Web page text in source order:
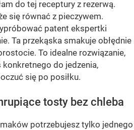
do tej receptury z rezerwą.
się równać z pieczywem.
patent ekspertki
Ta przekąska smakuje obłędnie
To idealne rozwiązanie,
do jedzenia,
się po posiłku.
tosty bez chleba
potrzebujesz tylko jednego